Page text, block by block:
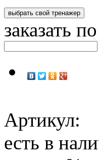
заказать
Артикул:
есть в